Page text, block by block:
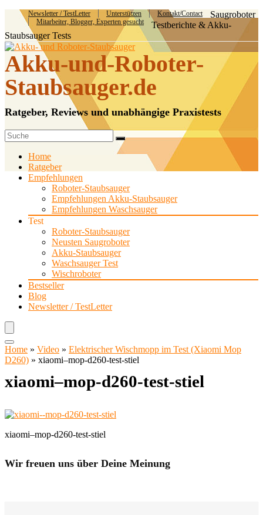
Newsletter / TestLetter Unterstützen
Kontakt/Contact
Mitarbeiter, Blogger, Experten gesucht
Saugroboter
Testberichte & Akku-
Staubsauger Tests
Akku-und-Roboter-
Staubsauger.de
Ratgeber, Reviews und unabhängige Praxistests
Home
Ratgeber
Empfehlungen
Roboter-Staubsauger
Empfehlungen Akku-Staubsauger
Empfehlungen Waschsauger
Test
Roboter-Staubsauger
Neusten Saugroboter
Akku-Staubsauger
Waschsauger Test
Wischroboter
Bestseller
Blog
Newsletter / TestLetter
Home » Video » Elektrischer Wischmopp im Test (Xiaomi Mop
D260) » xiaomi–mop-d260-test-stiel
xiaomi–mop-d260-test-stiel
xiaomi–mop-d260-test-stiel
Wir freuen uns über Deine Meinung